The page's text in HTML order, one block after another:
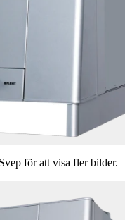
för att visa fler bilder.